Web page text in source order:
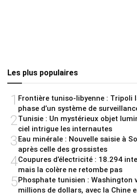
Les plus populaires
1 Frontière tuniso-libyenne : Tripoli
phase d’un système de
2 Tunisie : Un mystérieux objet
ciel intrigue les internautes
3Eau minérale : Nouvelle saisie à
après celle des grossistes
4Coupures d’électricité : 18.294
mais la colère ne retombe pas
5Phosphate tunisien : Washington
millions de dollars, avec la Chine